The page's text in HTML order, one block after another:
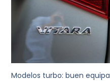
Modelos turbo: buen